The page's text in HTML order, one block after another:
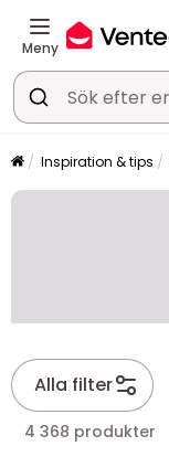
Meny
Inspiration & tips
Alla filter
4 368 produkter